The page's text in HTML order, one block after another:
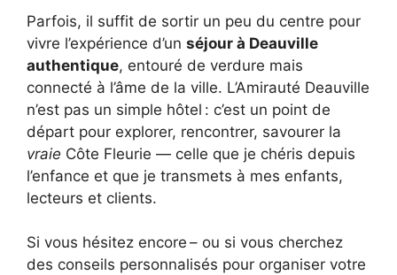
Parfois, il suffit de sortir un peu du centre pour
vivre l’expérience d’un séjour à Deauville
authentique, entouré de verdure mais
connecté à l’âme de la ville. L’Amirauté Deauville
n’est pas un simple hôtel : c’est un point de
départ pour explorer, rencontrer, savourer la
vraie Côte Fleurie — celle que je chéris depuis
l’enfance et que je transmets à mes enfants,
lecteurs et clients.
Si vous hésitez encore – ou si vous cherchez
des conseils personnalisés pour organiser votre